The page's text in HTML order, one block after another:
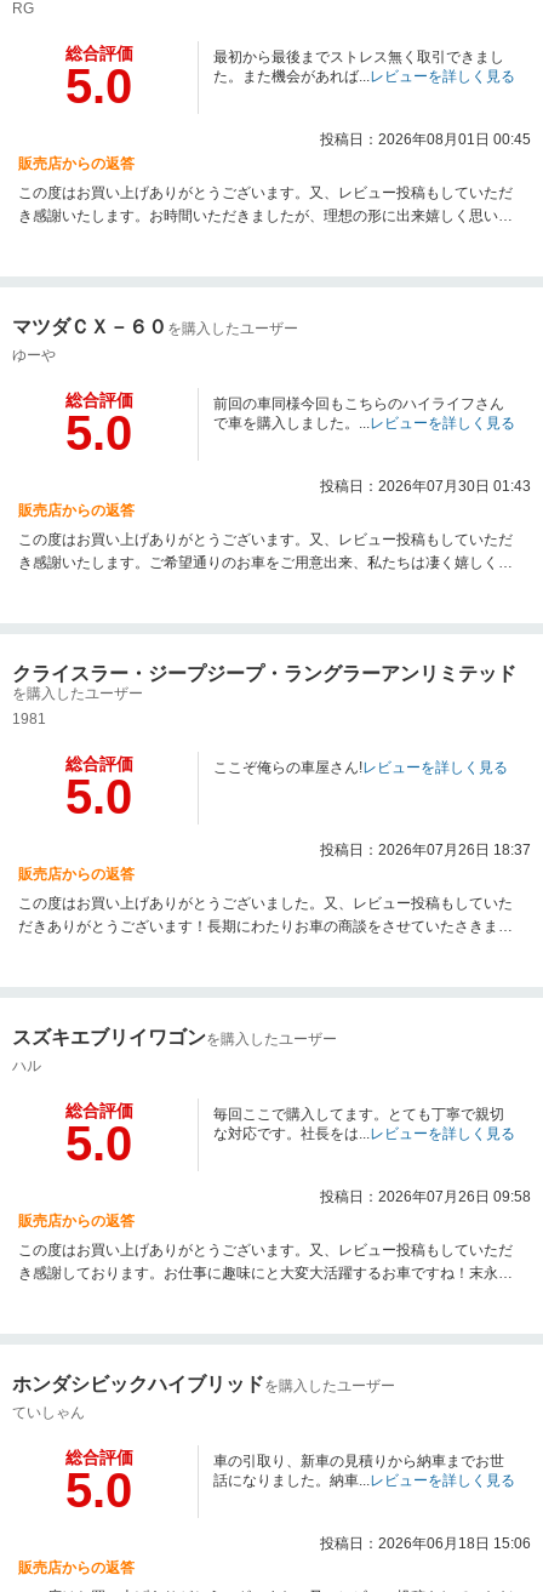
RG
総合評価
5.0
最初から最後までストレス無く取引できまし
た。また機会があれば...レビューを詳しく見る
投稿日：2026年08月01日 00:45
販売店からの返答
この度はお買い上げありがとうございます。又、レビュー投稿もしていただ
き感謝いたします。お時間いただきましたが、理想の形に出来嬉しく思いま
めまして、ご納車おめでとうございます！今後共どうぞよろしくお願いいた
マツダＣＸ－６０ を購入したユーザー
ゆーや
総合評価
5.0
前回の車同様今回もこちらのハイライフさん
で車を購入しました。...レビューを詳しく見る
投稿日：2026年07月30日 01:43
販売店からの返答
この度はお買い上げありがとうございます。又、レビュー投稿もしていただ
き感謝いたします。ご希望通りのお車をご用意出来、私たちは凄く嬉しく思
す。今後もどうぞよろしくお願いいたします。改めまして、ご納車おめでと
クライスラー・ジープジープ・ラングラーアンリミテッド
を購入したユーザー
1981
総合評価
5.0
ここぞ俺らの車屋さん!レビューを詳しく見る
投稿日：2026年07月26日 18:37
販売店からの返答
この度はお買い上げありがとうございました。又、レビュー投稿もしていた
だきありがとうございます！長期にわたりお車の商談をさせていたさきまし
下さい。信用していただきありがとうございます。改めまして、ご納車おめ
スズキエブリイワゴンを購入したユーザー
ハル
総合評価
5.0
毎回ここで購入してます。とても丁寧で親切
な対応です。社長をは...レビューを詳しく見る
投稿日：2026年07月26日 09:58
販売店からの返答
この度はお買い上げありがとうございます。又、レビュー投稿もしていただ
き感謝しております。お仕事に趣味にと大変大活躍するお車ですね！末永く
ます。改めまして、ご納車おめでとうございます！素敵なHiLifeを☆
ホンダシビックハイブリッドを購入したユーザー
ていしゃん
総合評価
5.0
車の引取り、新車の見積りから納車までお世
話になりました。納車...レビューを詳しく見る
投稿日：2026年06月18日 15:06
販売店からの返答